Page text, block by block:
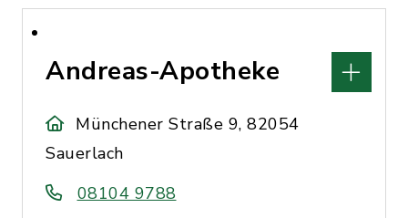
Andreas-Apotheke
Münchener Straße 9, 82054
Sauerlach
08104 9788